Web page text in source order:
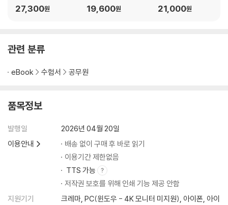
권으로 다잡기
27,300원
통합기본서
19,600원
로 다잡기
21,000원
관련 분류
eBook 수험서 공무원
품목정보
발행일
2026년 04월 20일
이용안내
배송 없이 구매 후 바로 읽기
이용기간 제한없음
TTS 가능
저작권 보호를 위해 인쇄 기능 제공 안함
지원기기
크레마, PC(윈도우 - 4K 모니터 미지원), 아이폰, 아이